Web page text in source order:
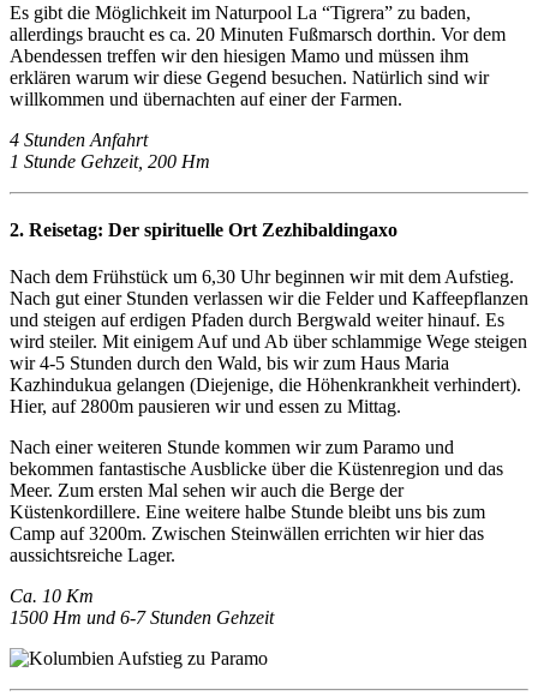
Es gibt die Möglichkeit im Naturpool La “Tigrera” zu baden,
allerdings braucht es ca. 20 Minuten Fußmarsch dorthin. Vor dem
Abendessen treffen wir den hiesigen Mamo und müssen ihm
erklären warum wir diese Gegend besuchen. Natürlich sind wir
willkommen und übernachten auf einer der Farmen.
4 Stunden Anfahrt
1 Stunde Gehzeit, 200 Hm
2. Reisetag: Der spirituelle Ort Zezhibaldingaxo
Nach dem Frühstück um 6,30 Uhr beginnen wir mit dem Aufstieg.
Nach gut einer Stunden verlassen wir die Felder und Kaffeepflanzen
und steigen auf erdigen Pfaden durch Bergwald weiter hinauf. Es
wird steiler. Mit einigem Auf und Ab über schlammige Wege steigen
wir 4-5 Stunden durch den Wald, bis wir zum Haus Maria
Kazhindukua gelangen (Diejenige, die Höhenkrankheit verhindert).
Hier, auf 2800m pausieren wir und essen zu Mittag.
Nach einer weiteren Stunde kommen wir zum Paramo und
bekommen fantastische Ausblicke über die Küstenregion und das
Meer. Zum ersten Mal sehen wir auch die Berge der
Küstenkordillere. Eine weitere halbe Stunde bleibt uns bis zum
Camp auf 3200m. Zwischen Steinwällen errichten wir hier das
aussichtsreiche Lager.
Ca. 10 Km
1500 Hm und 6-7 Stunden Gehzeit